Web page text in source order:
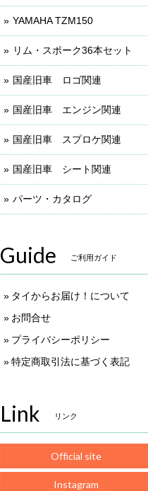
YAMAHA TZM150
リム・スポーク36本セット
国産旧車 ロゴ関連
国産旧車 エンジン関連
国産旧車 スプロケ関連
国産旧車 シート関連
パーツ・カタログ
Guide ご利用ガイド
タイからお届け！について
お問合せ
プライバシーポリシー
特定商取引法に基づく表記
Link リンク
Official site
Instagram